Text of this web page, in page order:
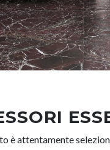
è attentamente